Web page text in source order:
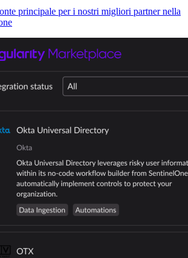
principale per i nostri migliori partner nella